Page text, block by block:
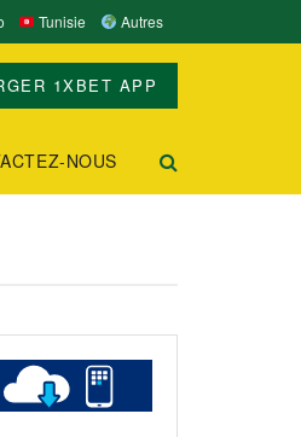
Tunisie Autres
1XBET APP
NOUS